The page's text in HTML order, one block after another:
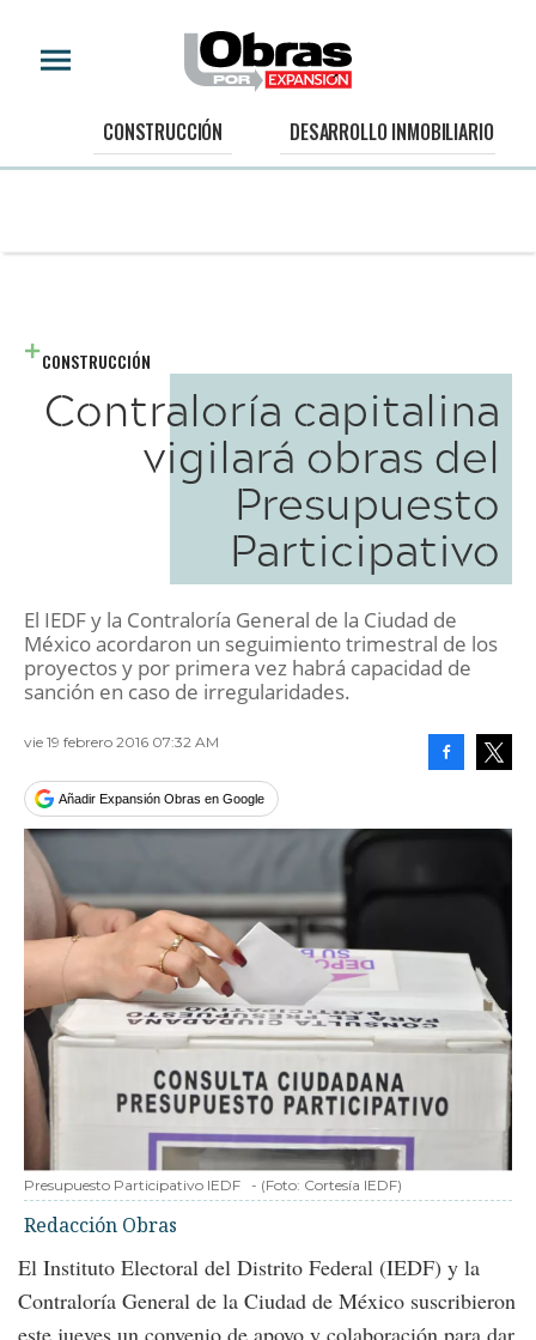
CONSTRUCCIÓN DESARROLLO INMOBILIARIO
CONSTRUCCIÓN
Contraloría capitalina
vigilará obras del
Presupuesto
Participativo
El IEDF y la Contraloría General de la Ciudad de
México acordaron un seguimiento trimestral de los
proyectos y por primera vez habrá capacidad de
sanción en caso de irregularidades.
vie 19 febrero 2016 07:32 AM
Añadir Expansión Obras en Google
Presupuesto Participativo IEDF - (Foto: Cortesía IEDF)
Redacción Obras
El Instituto Electoral del Distrito Federal (IEDF) y la
Contraloría General de la Ciudad de México suscribieron
este jueves un convenio de apoyo y colaboración para dar